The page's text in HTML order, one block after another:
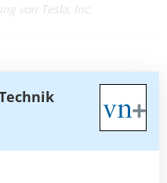
von Tesla, Inc.